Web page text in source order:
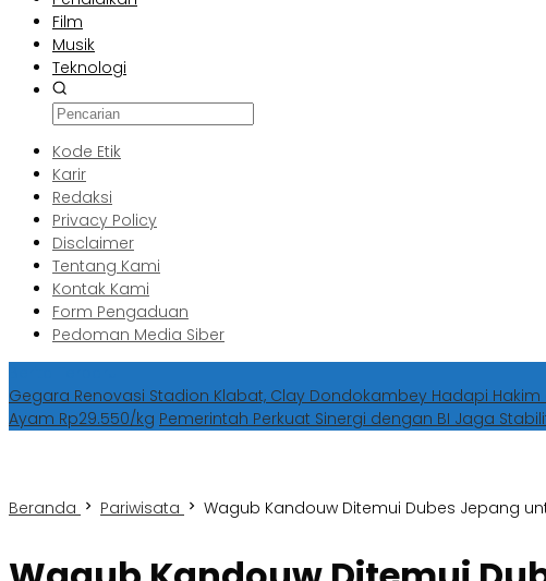
Film
Musik
Teknologi
Kode Etik
Karir
Redaksi
Privacy Policy
Disclaimer
Tentang Kami
Kontak Kami
Form Pengaduan
Pedoman Media Siber
Gegara Renovasi Stadion Klabat, Clay Dondokambey Hadapi Hakim
Ayam Rp29.550/kg Pemerintah Perkuat Sinergi dengan BI Jaga
Beranda Pariwisata Wagub Kandouw Ditemui Dubes Jepang